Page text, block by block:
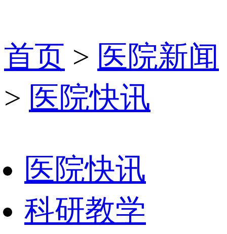
首页 > 医院新闻
> 医院快讯
医院快讯
科研教学